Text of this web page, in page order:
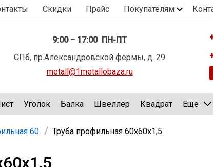
Скидки Прайс Покупателям
9:00 − 17:00 ПН-ПТ
СПб, пр.Александровской фермы, д. 29
metall@1metallobaza.ru
Уголок Балка Швеллер Квадрат Еще
60 Труба профильная 60х60х1,5